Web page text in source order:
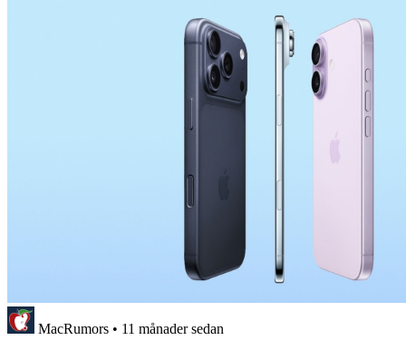
MacRumors • 11 månader sedan